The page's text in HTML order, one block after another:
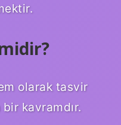
olarak tasvir
kavramdır.